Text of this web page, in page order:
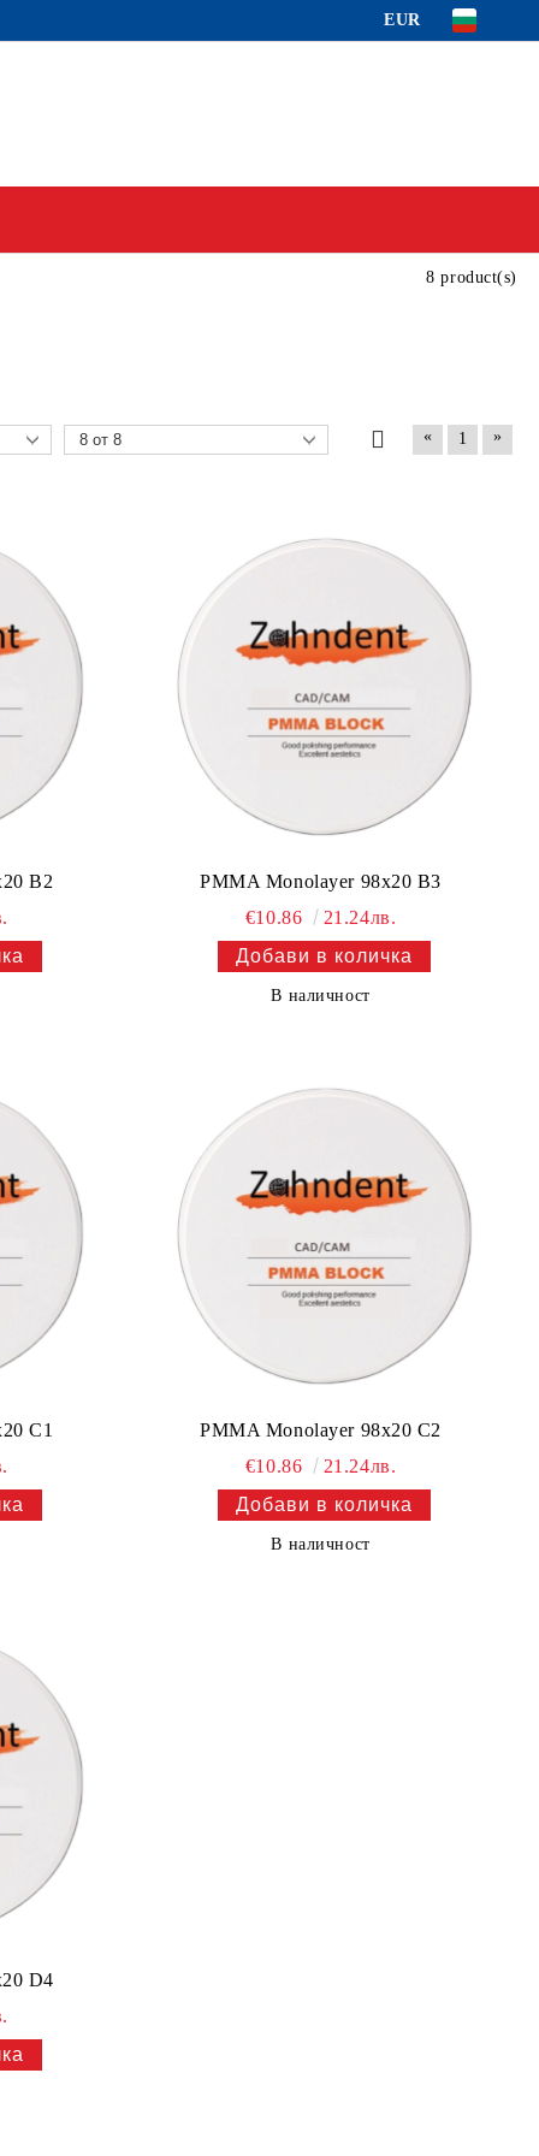
EUR
8 product(s)
« 1 »
B2
PMMA Monolayer 98x20 B3
€10.86
21.24лв.
В наличност
C1
PMMA Monolayer 98x20 C2
€10.86
21.24лв.
В наличност
D4